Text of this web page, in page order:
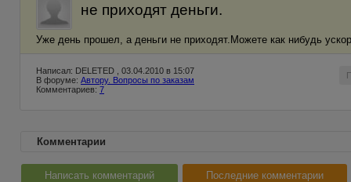
не приходят деньги.
Уже день прошел, а деньги не приходят.Можете как нибудь
Написал: DELETED , 03.04.2010 в 15:07
В форуме: Автору. Вопросы по заказам
Комментариев: 7
Комментарии
Написать комментарий Последние комментарии